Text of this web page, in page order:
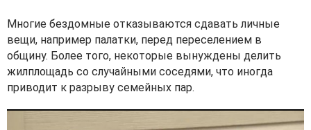
Многие бездомные отказываются сдавать личные
вещи, например палатки, перед переселением в
общину. Более того, некоторые вынуждены делить
жилплощадь со случайными соседями, что иногда
приводит к разрыву семейных пар.